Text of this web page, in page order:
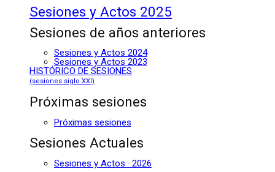
Sesiones y Actos 2025
Sesiones de años anteriores
Sesiones y Actos 2024
Sesiones y Actos 2023
HISTÓRICO DE SESIONES
(sesiones siglo XXI)
Próximas sesiones
Próximas sesiones
Sesiones Actuales
Sesiones y Actos · 2026